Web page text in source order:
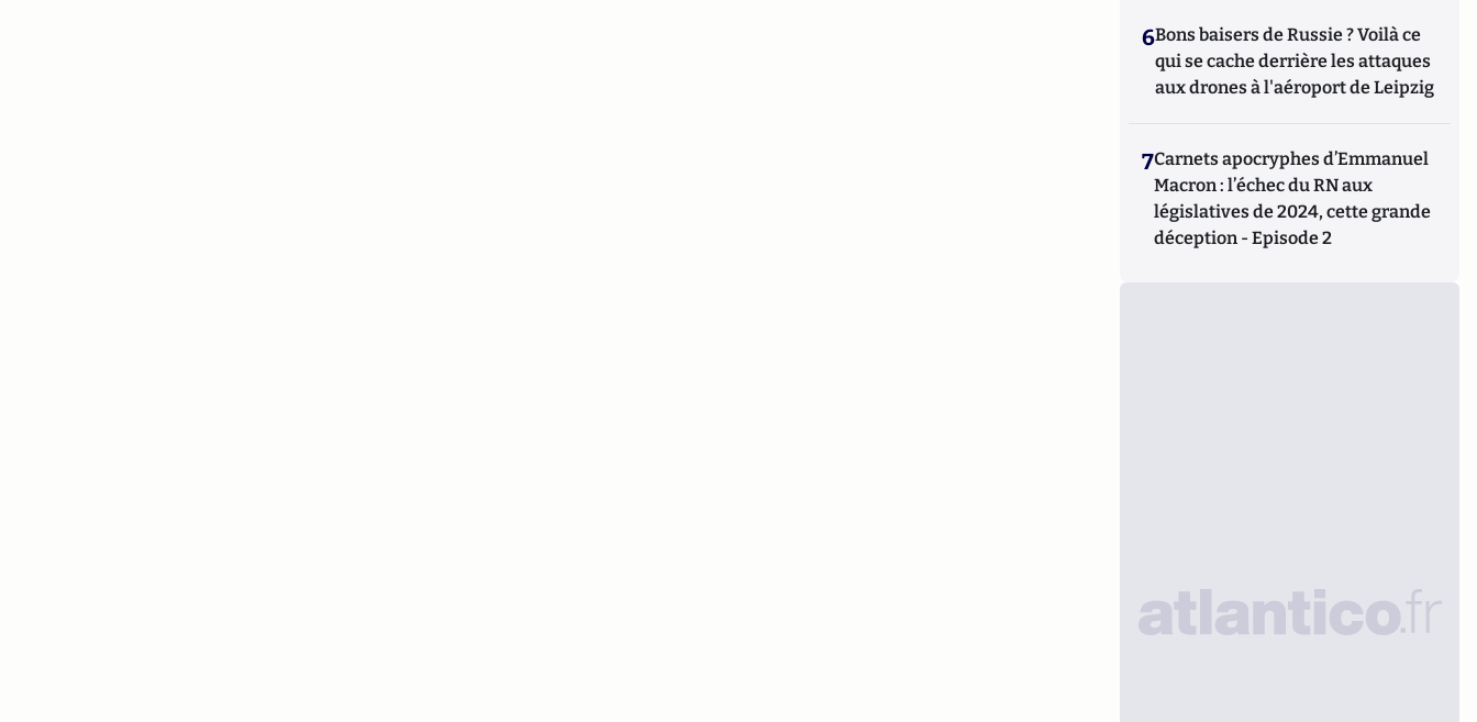
6Bons baisers de Russie ? Voilà ce
qui se cache derrière les attaques
aux drones à l'aéroport de Leipzig
7Carnets apocryphes d’Emmanuel
Macron : l’échec du RN aux
législatives de 2024, cette grande
déception - Episode 2